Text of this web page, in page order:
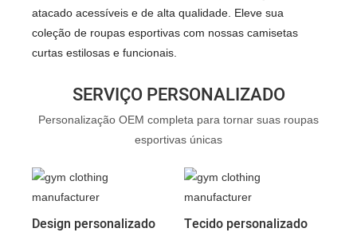
atacado acessíveis e de alta qualidade. Eleve sua
coleção de roupas esportivas com nossas camisetas
curtas estilosas e funcionais.
SERVIÇO PERSONALIZADO
Personalização OEM completa para tornar suas roupas
esportivas únicas
Design personalizado Tecido personalizado